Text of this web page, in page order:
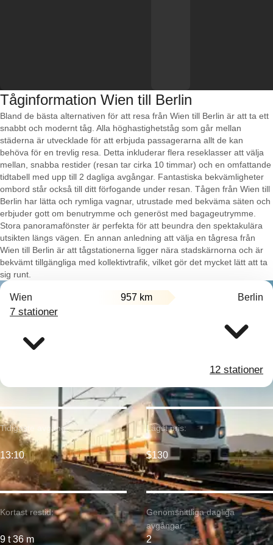
Tåginformation Wien till Berlin
Bland de bästa alternativen för att resa från Wien till Berlin är att ta ett
snabbt och modernt tåg. Alla höghastighetståg som går mellan
städerna är utvecklade för att erbjuda passagerarna allt de kan
behöva för en trevlig resa. Detta inkluderar flera reseklasser att välja
mellan, snabba restider (resan tar cirka 10 timmar) och en omfattande
tidtabell med upp till 2 dagliga avgångar. Fantastiska bekvämligheter
ombord står också till ditt förfogande under resan. Tågen från Wien till
Berlin har lätta och rymliga vagnar, utrustade med bekväma säten och
erbjuder gott om benutrymme och generöst med bagageutrymme.
Stora panoramafönster är perfekta för att beundra den spektakulära
utsikten längs vägen. En annan anledning att välja en tågresa från
Wien till Berlin är att tågstationerna ligger nära stadskärnorna och är
bekvämt tillgängliga med kollektivtrafik, vilket gör det mycket lätt att ta
sig runt.
Wien 957 km Berlin
7 stationer
12 stationer
Kortast restid:
9 t 36 m
Tidigaste avgång:
13:10
Lägst pris:
$130
Genomsnittliga dagliga
avgångar:
2